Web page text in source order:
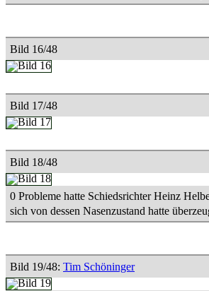
Bild 16/48
Bild 17/48
Bild 18/48
0 Probleme hatte Schiedsrichter Heinz
sich von dessen Nasenzustand hatte
Bild 19/48: Tim Schöninger